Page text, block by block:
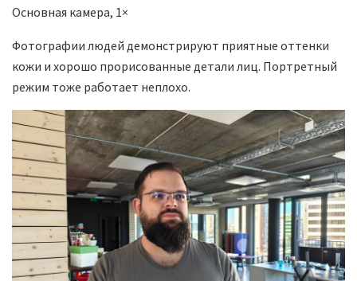
Основная камера, 1×
Фотографии людей демонстрируют приятные оттенки
кожи и хорошо прорисованные детали лиц. Портретный
режим тоже работает неплохо.